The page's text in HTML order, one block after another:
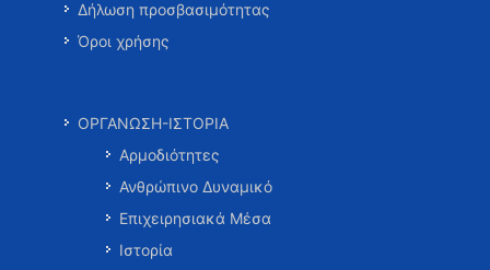
Δήλωση προσβασιμότητας
Όροι χρήσης
ΟΡΓΑΝΩΣΗ-ΙΣΤΟΡΙΑ
Αρμοδιότητες
Ανθρώπινο Δυναμικό
Επιχειρησιακά Μέσα
Ιστορία